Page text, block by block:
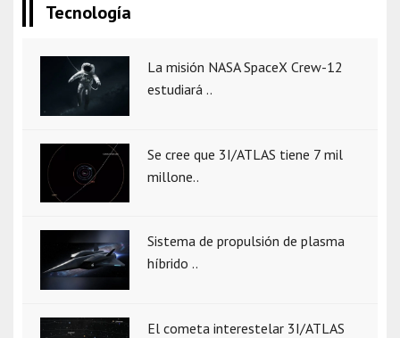
Tecnología
La misión NASA SpaceX Crew-12
estudiará ..
Se cree que 3I/ATLAS tiene 7 mil
millone..
Sistema de propulsión de plasma
híbrido ..
El cometa interestelar 3I/ATLAS